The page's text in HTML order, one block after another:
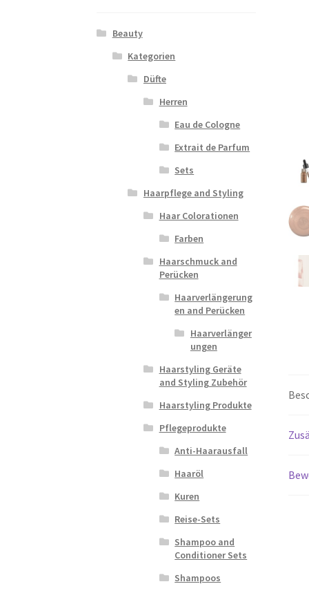
Beauty
Kategorien
Düfte
Herren
Eau de Cologne
Extrait de Parfum
Sets
Haarpflege and Styling
Haar Colorationen
Farben
Haarschmuck and
Perücken
Haarverlängerung
en and Perücken
Haarverlänger
ungen
Haarstyling Geräte
and Styling Zubehör
Haarstyling Produkte
Pflegeprodukte
Anti-Haarausfall
Haaröl
Kuren
Reise-Sets
Shampoo and
Conditioner Sets
Shampoos